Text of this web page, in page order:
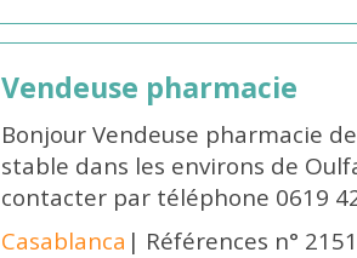
Vendeuse pharmacie
Bonjour Vendeuse pharmacie
stable dans les environs de
contacter par téléphone 0619
Casablanca | Références n°